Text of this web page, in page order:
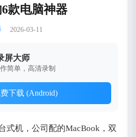
款电脑神器
2026-03-11
屏大师
简单，高清录制
下载 (Android)
式机，公司配的MacBook，双